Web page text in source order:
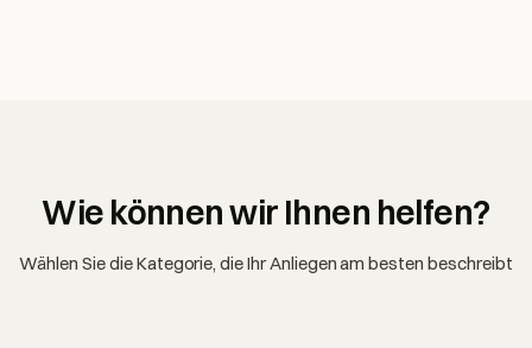
Wie können wir Ihnen helfen?
Wählen Sie die Kategorie, die Ihr Anliegen am besten beschreibt